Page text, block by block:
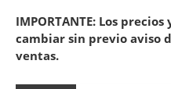
IMPORTANTE: Los
cambiar sin previo aviso
ventas.